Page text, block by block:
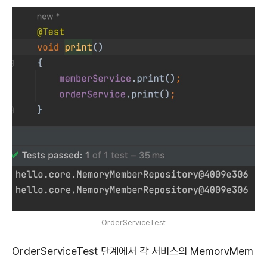
OrderServiceTest
OrderServiceTest 단계에서 각 서비스의 MemoryMem